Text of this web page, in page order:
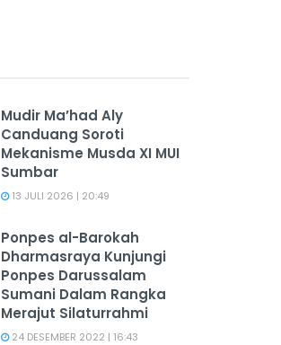
Mudir Ma’had Aly
Canduang Soroti
Mekanisme Musda XI MUI
Sumbar
13 JULI 2026 | 20:49
Ponpes al-Barokah
Dharmasraya Kunjungi
Ponpes Darussalam
Sumani Dalam Rangka
Merajut Silaturrahmi
24 DESEMBER 2022 | 16:43